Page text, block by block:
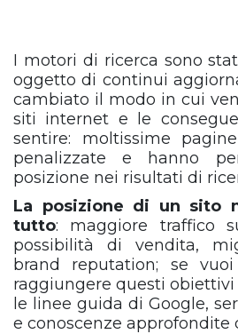
I motori di ricerca sono
oggetto di continui
cambiato il modo in cui
siti internet e le
sentire: moltissime
penalizzate e hanno
posizione nei risultati di
La posizione di un sito
tutto: maggiore traffico
possibilità di vendita,
brand reputation; se
raggiungere questi
le linee guida di Google,
e conoscenze approfondite